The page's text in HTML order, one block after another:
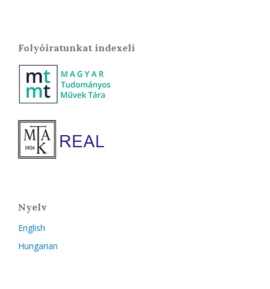
Folyóiratunkat indexeli
Nyelv
English
Hungarian